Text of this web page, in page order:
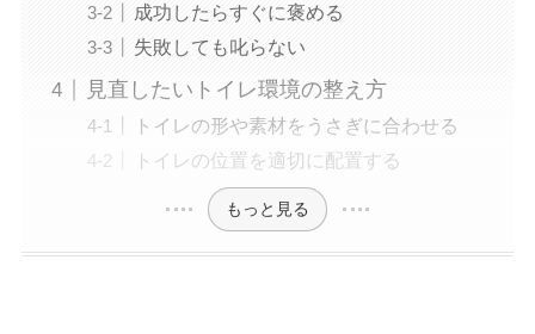
成功したらすぐに褒める
失敗しても叱らない
見直したいトイレ環境の整え方
トイレの形や素材をうさぎに合わせる
トイレの位置を適切に配置する
もっと見る